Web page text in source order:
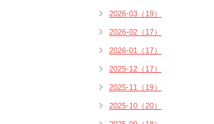
2026-03（19）
2026-02（17）
2026-01（17）
2025-12（17）
2025-11（19）
2025-10（20）